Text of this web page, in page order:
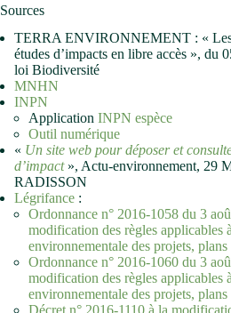
Sources
TERRA ENVIRONNEMENT : « Les
études d’impacts en libre accès », du
loi Biodiversité
MNHN
INPN
Application INPN espèce
Outil numérique
« Un site web pour déposer et
d’impact», Actu-environnement, 29
RADISSON
Légrifance :
Ordonnance n° 2016-1058 du 3
modification des règles applicables
environnementale des projets,
Ordonnance n° 2016-1060 du 3
modification des règles applicables
environnementale des projets,